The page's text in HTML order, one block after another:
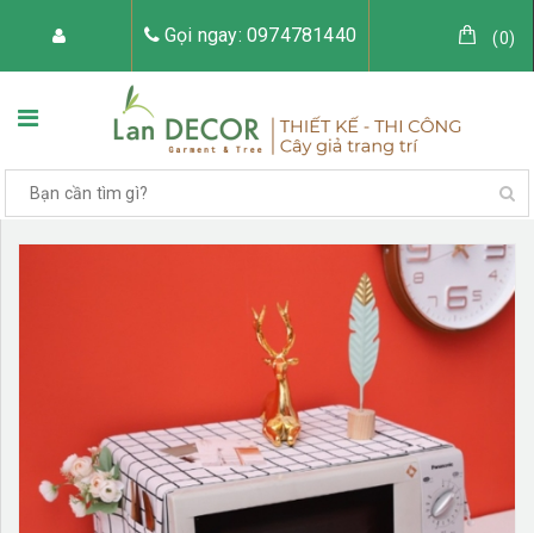
Gọi ngay: 0974781440 (0)
TRANG CHỦ VỀ LAN DECOR
TIỂU CẢNH CÂY GIẢ